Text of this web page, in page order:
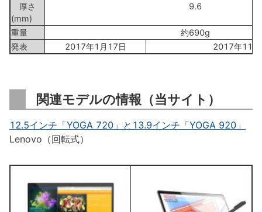
厚さ
(mm)
9.6
重量
約690g
発表
2017年1月17日 2017年11
関連モデルの情報（当サイト）
12.5インチ「YOGA 720」と13.9インチ「YOGA 920」
Lenovo（回転式）